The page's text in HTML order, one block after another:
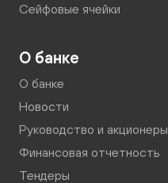
Сейфовые ячейки
О банке
О банке
Новости
Руководство и акционеры
Финансовая отчетность
Тендеры